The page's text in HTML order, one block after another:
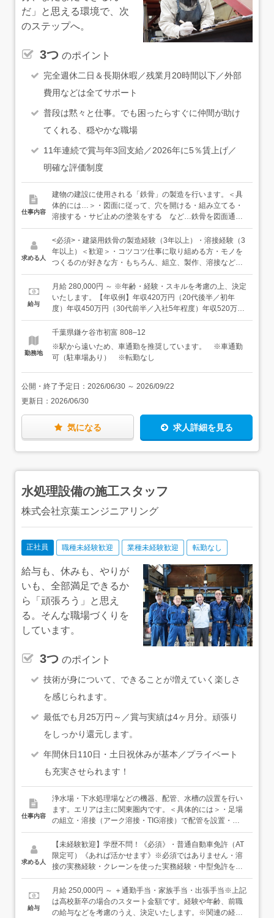
だ」と思える環境で、次
のステップへ。
3つ のポイント
完全週休二日＆長期休暇／残業月20時間以下／外部
費用などは全てサポート
普段は黙々と仕事。でも困ったらすぐに仲間が助け
てくれる、穏やかな職場
11年連続で賞与年3回支給／2026年に5％賃上げ／
明確な評価制度
仕事内容
建物の建設に使用される「鉄骨」の製造を行います。＜具
体的には…＞・図面に従って、穴を開ける・組み立てる・
溶接する・サビ止めの塗装をする など…鉄骨を図面通り
に加工していきます。＜入社後は…＞これまでの経験を活
かし、加工・溶接などをお任せします。もちろん先輩にも
得意・不得意があるため、作業内容によって得意な人が教
えるようにしていて、自然とみんなと打ち解けていけます
さい。＜ゆくゆくは…＞若手・未経験者への指示・指導、
現場の段取り・安全管理を担当もお任せします。経験を積
んだら、物件担当（窓口）、溶接の専門職、現場責任者
へのキャリアアップも目指せる環境です。★自社工場内で
の製造なので、急な現場対応はなく「全て日勤」での勤務
です。★仕事に必要な資格は入社後に会社の全額支援で取
得していただけます。★鉄骨の移動等はクレーンなどを使
って行うので、重いものを運ぶなど体に負担がかかる作業
はありません。★工場内の空調を新しくし、より快適な環
求める人
<必須>・建築用鉄骨の製造経験（3年以上）・溶接経験（3
年以上）＜歓迎＞・コツコツ仕事に取り組める方・モノを
つくるのが好きな方・もちろん、組立、製作、溶接などの
ご経験がある方、大歓迎です（年齢一切不問）＜優遇＞・
普通自動車運転免許（AT限定可）・大型自動車運転免許・
アーク溶接資格・クレーン運転、玉掛け資格・職長・安全
衛生責任者教育修了・後輩への指導経験★最新の溶接ロボ
実際に触れてみてください。
給与
月給 280,000円 ～ ※年齢・経験・スキルを考慮の上、決定
いたします。【年収例】年収420万円（20代後半／初年
度）年収450万円（30代前半／入社5年程度）年収520万円
（30代後半／入社8年程度）
勤務地
千葉県鎌ケ谷市初富 808–12
※駅から遠いため、車通勤を推奨しています。 ※車通勤
可（駐車場あり） ※転勤なし
公開・終了予定日： 2026/06/30 ～ 2026/09/22
更新日： 2026/06/30
気になる 求人詳細を見る
水処理設備の施工スタッフ
株式会社京葉エンジニアリング
正社員 職種未経験歓迎 業種未経験歓迎 転勤なし
給与も、休みも、やりが
いも、全部満足できるか
ら「頑張ろう」と思え
る。そんな職場づくりを
しています。
3つ のポイント
技術が身について、できることが増えていく楽しさ
を感じられます。
最低でも月25万円～／賞与実績は4ヶ月分。頑張り
をしっかり還元します。
年間休日110日・土日祝休みが基本／プライベート
も充実させられます！
仕事内容
浄水場・下水処理場などの機器、配管、水槽の設置を行い
ます。エリアは主に関東圏内です。＜具体的には＞・足場
の組立・溶接（アーク溶接・TIG溶接）で配管を設置・配
管の塗装・塩ビ配管の設置など＜入社後は＞先輩につい
て、実際に現場を見るところから始めましょう。「わから
ないことはどんどん聞いて！」という社風。未経験の方で
もしっかりサポートします。先輩は20代2名、30代1名、
ます。まずは、先輩が配管図を読んで指示を出していきま
す。少しずつ図面を読めるようになり、できることが増え
ていくと、やりがいも大きくなっていきますよ。※現場は
求める人
【未経験歓迎】学歴不問！《必須》・普通自動車免許（AT
限定可）《あれば活かせます》※必須ではありません・溶
接の実務経験・クレーンを使った実務経験・中型免許をお
持ちの方★作業自体は黙々とできる仕事も多く、口下手で
ももちろん問題ありません。チームで行うので、誠実にコ
ミュニケーションを取る姿勢があれば活躍できます。
給与
月給 250,000円 ～ ＋通勤手当・家族手当・出張手当※上記
は高校新卒の場合のスタート金額です。経験や年齢、前職
の給与などを考慮のうえ、決定いたします。※関連の経験